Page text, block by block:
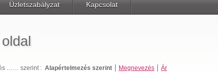
Üzletszabályzat Kapcsolat
…… szerint : Alapértelmezés szerint Megnevezés Ár